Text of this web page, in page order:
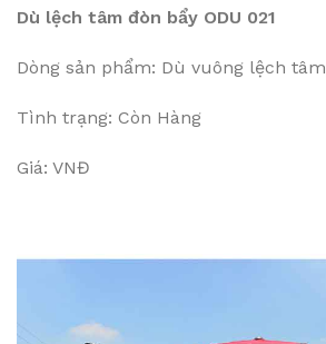
Dù lệch tâm đòn bẩy ODU 021
Dòng sản phẩm: Dù vuông lệch tâm
Tình trạng: Còn Hàng
Giá: VNĐ